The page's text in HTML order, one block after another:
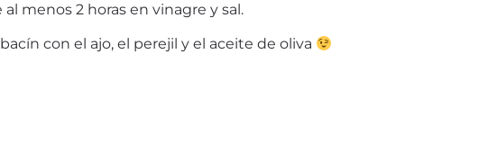
menos 2 horas en vinagre y sal.
con el ajo, el perejil y el aceite de oliva